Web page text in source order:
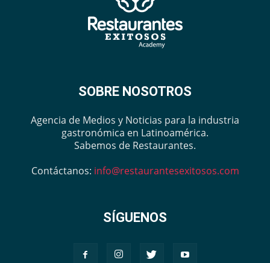
SOBRE NOSOTROS
Agencia de Medios y Noticias para la industria
gastronómica en Latinoamérica.
Sabemos de Restaurantes.
Contáctanos: info@restaurantesexitosos.com
SÍGUENOS